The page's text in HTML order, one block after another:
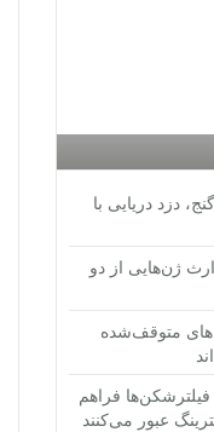
دزد دریایی با
ژن‌هایی از دو
متوقف‌شده
فراهم
عبور می‌کنند